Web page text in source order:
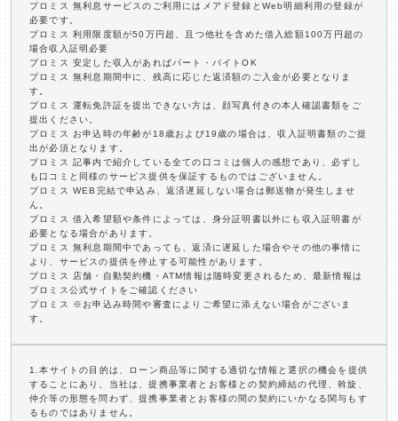
プロミス 無利息サービスのご利用にはメアド登録とWeb明細利用の登録が
必要です。
プロミス 利用限度額が50万円超、且つ他社を含めた借入総額100万円超の
場合収入証明必要
プロミス 安定した収入があればパート・バイトOK
プロミス 無利息期間中に、残高に応じた返済額のご入金が必要となりま
す。
プロミス 運転免許証を提出できない方は、顔写真付きの本人確認書類をご
提出ください。
プロミス お申込時の年齢が18歳および19歳の場合は、収入証明書類のご提
出が必須となります。
プロミス 記事内で紹介している全ての口コミは個人の感想であり、必ずし
も口コミと同様のサービス提供を保証するものではございません。
プロミス WEB完結で申込み、返済遅延しない場合は郵送物が発生しませ
ん。
プロミス 借入希望額や条件によっては、身分証明書以外にも収入証明書が
必要となる場合があります。
プロミス 無利息期間中であっても、返済に遅延した場合やその他の事情に
より、サービスの提供を停止する可能性があります。
プロミス 店舗・自動契約機・ATM情報は随時変更されるため、最新情報は
プロミス公式サイトをご確認ください
プロミス ※お申込み時間や審査によりご希望に添えない場合がございま
す。
1.本サイトの目的は、ローン商品等に関する適切な情報と選択の機会を提供
することにあり、当社は、提携事業者とお客様との契約締結の代理、斡旋、
仲介等の形態を問わず、提携事業者とお客様の間の契約にいかなる関与もす
るものではありません。